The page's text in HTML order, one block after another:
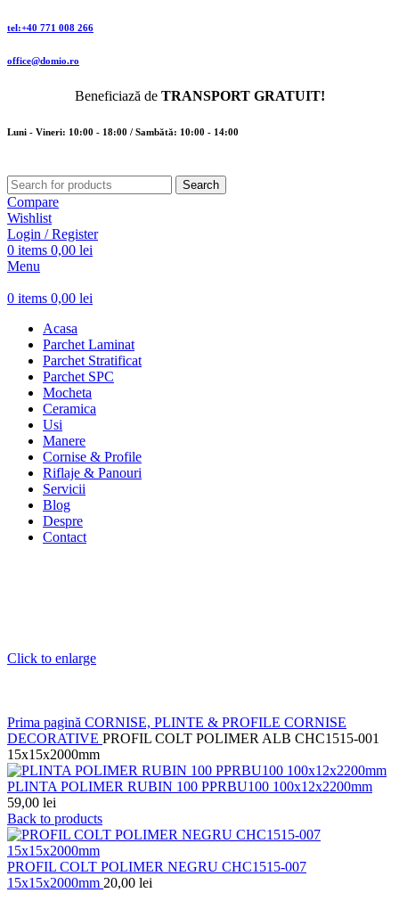
tel:+40 771 008 266
office@domio.ro
Beneficiază de TRANSPORT GRATUIT!
Luni - Vineri: 10:00 - 18:00 / Sambătă: 10:00 - 14:00
Search
Compare
Wishlist
Login / Register
0 items 0,00 lei
Menu
0 items 0,00 lei
Acasa
Parchet Laminat
Parchet Stratificat
Parchet SPC
Mocheta
Ceramica
Usi
Manere
Cornise & Profile
Riflaje & Panouri
Servicii
Blog
Despre
Contact
Click to enlarge
Prima pagină CORNISE, PLINTE & PROFILE CORNISE
DECORATIVE PROFIL COLT POLIMER ALB CHC1515-001
15x15x2000mm
PLINTA POLIMER RUBIN 100 PPRBU100 100x12x2200mm
59,00 lei
Back to products
PROFIL COLT POLIMER NEGRU CHC1515-007
15x15x2000mm 20,00 lei